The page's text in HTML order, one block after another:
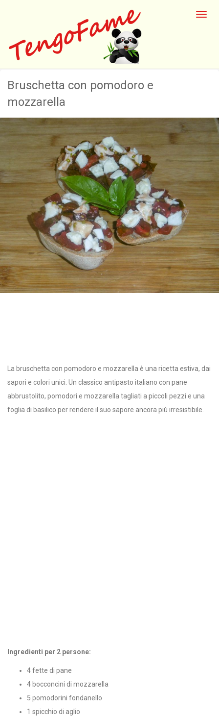
Bruschetta con pomodoro e
mozzarella
La bruschetta con pomodoro e mozzarella è una ricetta estiva, dai
sapori e colori unici. Un classico antipasto italiano con pane
abbrustolito, pomodori e mozzarella tagliati a piccoli pezzi e una
foglia di basilico per rendere il suo sapore ancora più irresistibile.
Ingredienti per 2 persone:
4 fette di pane
4 bocconcini di mozzarella
5 pomodorini fondanello
1 spicchio di aglio